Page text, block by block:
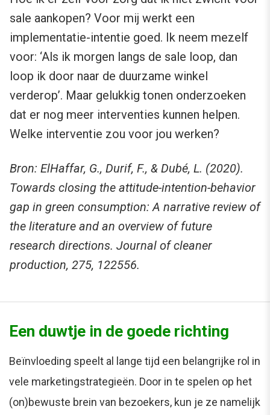
sale aankopen? Voor mij werkt een
implementatie-intentie goed. Ik neem mezelf
voor: ‘Als ik morgen langs de sale loop, dan
loop ik door naar de duurzame winkel
verderop’. Maar gelukkig tonen onderzoeken
dat er nog meer interventies kunnen helpen.
Welke interventie zou voor jou werken?
Bron: ElHaffar, G., Durif, F., & Dubé, L. (2020).
Towards closing the attitude-intention-behavior
gap in green consumption: A narrative review of
the literature and an overview of future
research directions. Journal of cleaner
production, 275, 122556.
Een duwtje in de goede richting
Beïnvloeding speelt al lange tijd een belangrijke rol in
vele marketingstrategieën. Door in te spelen op het
(on)bewuste brein van bezoekers, kun je ze namelijk